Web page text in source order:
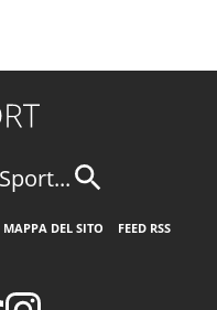
MAPPA DEL SITO
FEED RSS